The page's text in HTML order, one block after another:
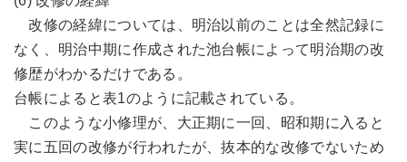
改修の経緯については、明治以前のことは全然記録に
なく、明治中期に作成された池台帳によって明治期の改
修歴がわかるだけである。
台帳によると表1のように記載されている。
このような小修理が、大正期に一回、昭和期に入ると
実に五回の改修が行われたが、抜本的な改修でないため